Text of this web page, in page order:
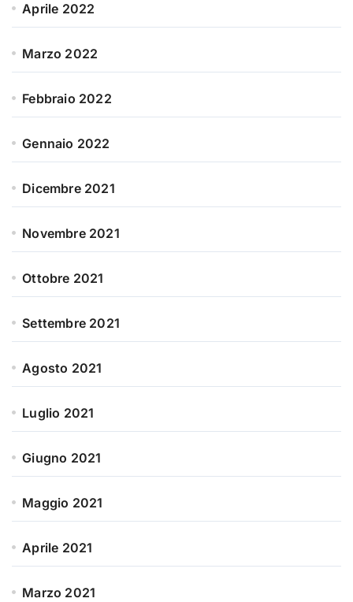
Aprile 2022
Marzo 2022
Febbraio 2022
Gennaio 2022
Dicembre 2021
Novembre 2021
Ottobre 2021
Settembre 2021
Agosto 2021
Luglio 2021
Giugno 2021
Maggio 2021
Aprile 2021
Marzo 2021